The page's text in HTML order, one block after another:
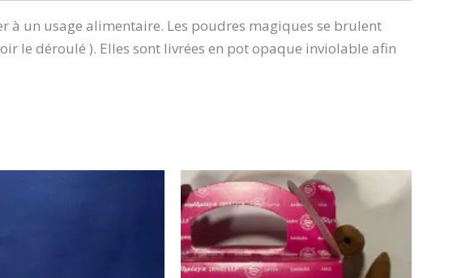
un usage alimentaire. Les poudres magiques se brulent
le déroulé ). Elles sont livrées en pot opaque inviolable afin